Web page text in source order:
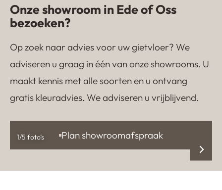
Onze showroom in Ede of Oss
bezoeken?
Op zoek naar advies voor uw gietvloer? We
adviseren u graag in één van onze showrooms. U
maakt kennis met alle soorten en u ontvang
gratis kleuradvies. We adviseren u vrijblijvend.
Plan showroomafspraak
1/5 foto’s